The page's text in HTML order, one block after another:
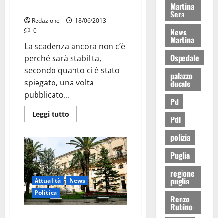
Redazione
18/06/2013
0
La scadenza ancora non c’è
perché sarà stabilita,
secondo quanto ci è stato
spiegato, una volta
pubblicato...
Leggi tutto
Attualità
News
Politica
Martina
Sera
News
Martina
Ospedale
palazzo
ducale
Pd
Pdl
polizia
Puglia
regione
puglia
Renzo
Rubino